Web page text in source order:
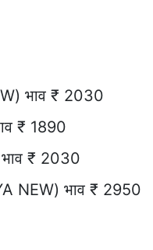
भाव ₹ 2030
₹ 1890
भाव ₹ 2030
NEW) भाव ₹ 2950